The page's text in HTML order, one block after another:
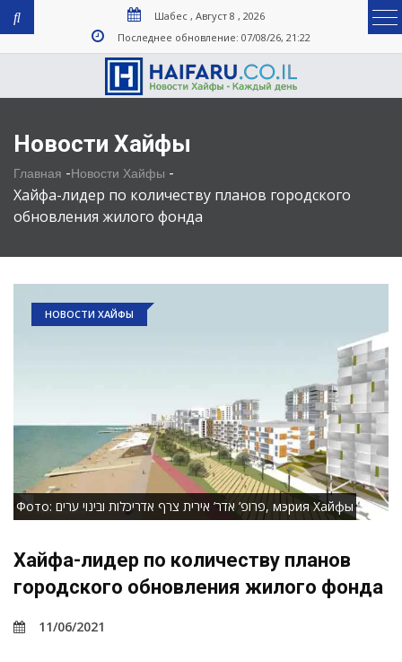
Шабес , Август 8 , 2026
Последнее обновление: 07/08/26, 21:22
Новости Хайфы
Главная -Новости Хайфы -
Хайфа-лидер по количеству планов городского
обновления жилого фонда
НОВОСТИ ХАЙФЫ
Фото: פרופ’ אדר’ אירית צרף אדריכלות ובינוי ערים, мэрия Хайфы
Хайфа-лидер по количеству планов
городского обновления жилого фонда
11/06/2021